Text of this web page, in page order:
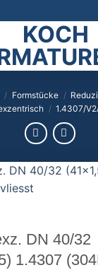
/ Formstücke /
/ 1.4307/
DN 40/32
1.4307